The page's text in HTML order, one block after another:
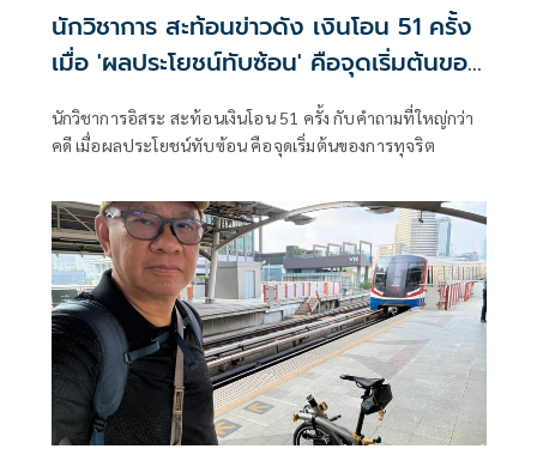
นักวิชาการ สะท้อนข่าวดัง เงินโอน 51 ครั้ง
เมื่อ 'ผลประโยชน์ทับซ้อน' คือจุดเริ่มต้นของ
นักวิชาการอิสระ สะท้อนเงินโอน 51 ครั้ง กับคำถามที่ใหญ่กว่า
คดี เมื่อผลประโยชน์ทับซ้อน คือจุดเริ่มต้นของการทุจริต